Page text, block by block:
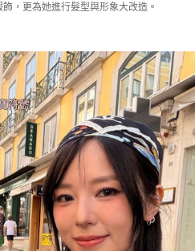
，更為她進行髮型與形象大改造。